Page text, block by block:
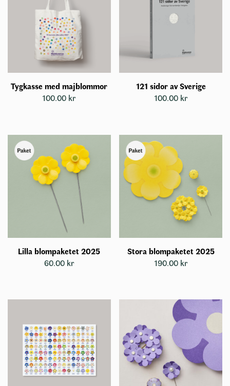
Tygkasse med majblommor
100.00 kr
121 sidor av Sverige
100.00 kr
Lilla blompaketet 2025
60.00 kr
Stora blompaketet 2025
190.00 kr